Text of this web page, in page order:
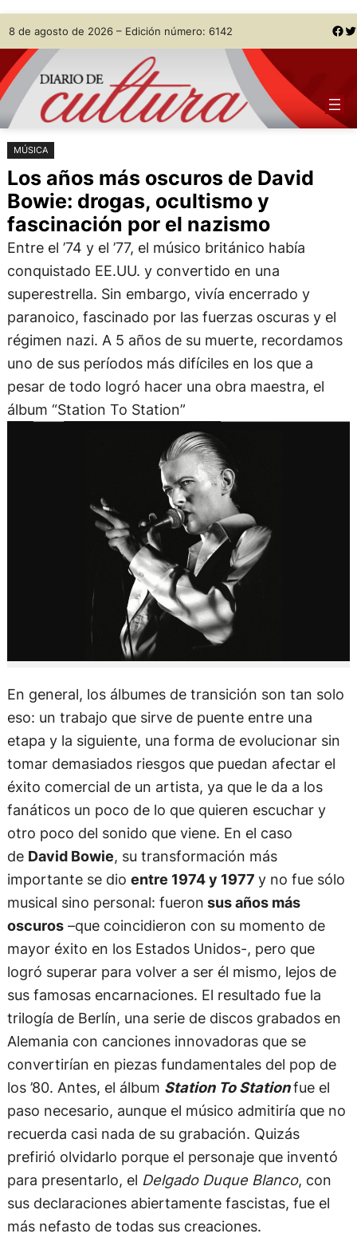
Saltar
al
contenido
Skip
to
content
8 de agosto de 2026 – Edición número: 6142 Facebook Twitter
MÚSICA
Los años más oscuros de David
Bowie: drogas, ocultismo y
fascinación por el nazismo
Entre el ’74 y el ’77, el músico británico había
conquistado EE.UU. y convertido en una
superestrella. Sin embargo, vivía encerrado y
paranoico, fascinado por las fuerzas oscuras y el
régimen nazi. A 5 años de su muerte, recordamos
uno de sus períodos más difíciles en los que a
pesar de todo logró hacer una obra maestra, el
álbum “Station To Station”
En general, los álbumes de transición son tan solo
eso: un trabajo que sirve de puente entre una
etapa y la siguiente, una forma de evolucionar sin
tomar demasiados riesgos que puedan afectar el
éxito comercial de un artista, ya que le da a los
fanáticos un poco de lo que quieren escuchar y
otro poco del sonido que viene. En el caso
de David Bowie, su transformación más
importante se dio entre 1974 y 1977 y no fue sólo
musical sino personal: fueron sus años más
oscuros–que coincidieron con su momento de
mayor éxito en los Estados Unidos-, pero que
logró superar para volver a ser él mismo, lejos de
sus famosas encarnaciones. El resultado fue la
trilogía de Berlín, una serie de discos grabados en
Alemania con canciones innovadoras que se
convertirían en piezas fundamentales del pop de
los ’80. Antes, el álbum Station To Stationfue el
paso necesario, aunque el músico admitiría que no
recuerda casi nada de su grabación. Quizás
prefirió olvidarlo porque el personaje que inventó
para presentarlo, el Delgado Duque Blanco, con
sus declaraciones abiertamente fascistas, fue el
más nefasto de todas sus creaciones.